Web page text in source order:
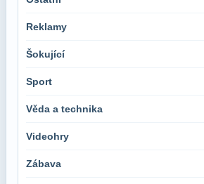
Reklamy
Šokující
Sport
Věda a technika
Videohry
Zábava